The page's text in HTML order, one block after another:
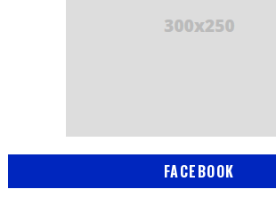
FACEBOOK